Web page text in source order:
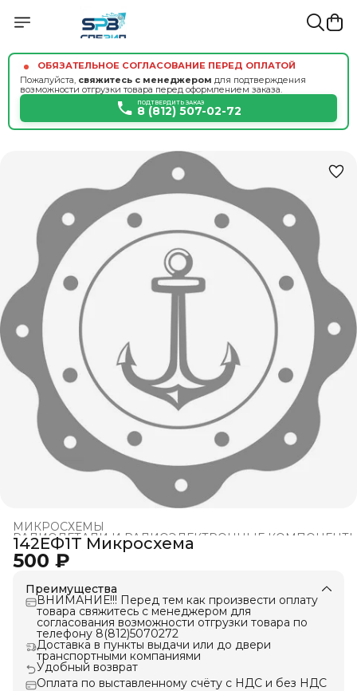
ОБЯЗАТЕЛЬНОЕ СОГЛАСОВАНИЕ ПЕРЕД ОПЛАТОЙ
Пожалуйста, свяжитесь с менеджером для подтверждения
возможности отгрузки товара перед оформлением заказа.
ПОДТВЕРДИТЬ ЗАКАЗ
8 (812) 507-02-72
МИКРОСХЕМЫ
РАДИОДЕТАЛИ И РАДИОЭЛЕКТРОННЫЕ
Главная ›
142ЕФ1Т Микросхема
500 ₽
Преимущества
ВНИМАНИЕ!!! Перед тем как произвести оплату
товара свяжитесь с менеджером для
согласования возможности отгрузки товара по
телефону 8(812)5070272
Доставка в пункты выдачи или до двери
транспортными компаниями
Удобный возврат
Оплата по выставленному счёту с НДС и без НДС